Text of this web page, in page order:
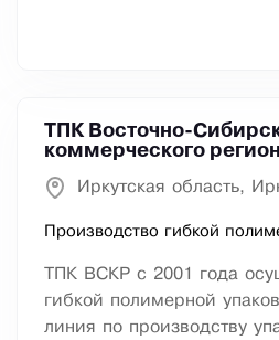
ТПК Восточно-
коммерческого
Иркутская область,
Производство гибкой
ТПК ВСКР с 2001 года
гибкой полимерной
линия по производству